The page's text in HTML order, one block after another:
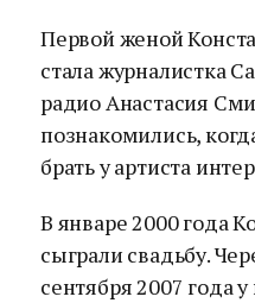
Первой женой
стала журналистка
радио Анастасия
познакомились,
брать у артиста
В январе 2000 года
сыграли свадьбу.
сентября 2007 года